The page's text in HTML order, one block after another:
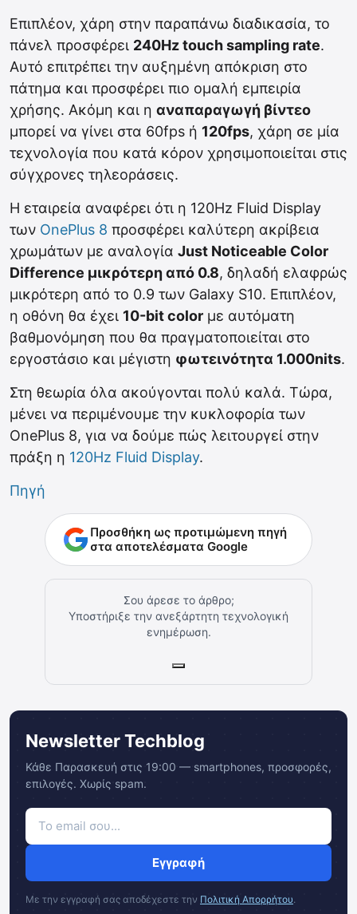
Επιπλέον, χάρη στην παραπάνω διαδικασία, το
πάνελ προσφέρει 240Hz touch sampling rate.
Αυτό επιτρέπει την αυξημένη απόκριση στο
πάτημα και προσφέρει πιο ομαλή εμπειρία
χρήσης. Ακόμη και η αναπαραγωγή βίντεο
μπορεί να γίνει στα 60fps ή 120fps, χάρη σε μία
τεχνολογία που κατά κόρον χρησιμοποιείται στις
σύγχρονες τηλεοράσεις.
Η εταιρεία αναφέρει ότι η 120Hz Fluid Display
των OnePlus 8 προσφέρει καλύτερη ακρίβεια
χρωμάτων με αναλογία Just Noticeable Color
Difference μικρότερη από 0.8, δηλαδή ελαφρώς
μικρότερη από το 0.9 των Galaxy S10. Επιπλέον,
η οθόνη θα έχει 10-bit color με αυτόματη
βαθμονόμηση που θα πραγματοποιείται στο
εργοστάσιο και μέγιστη φωτεινότητα 1.000nits.
Στη θεωρία όλα ακούγονται πολύ καλά. Τώρα,
μένει να περιμένουμε την κυκλοφορία των
OnePlus 8, για να δούμε πώς λειτουργεί στην
πράξη η 120Hz Fluid Display.
Πηγή
Προσθήκη ως προτιμώμενη πηγή
στα αποτελέσματα Google
Σου άρεσε το άρθρο;
Υποστήριξε την ανεξάρτητη τεχνολογική
ενημέρωση.
Newsletter Techblog
Κάθε Παρασκευή στις 19:00 — smartphones, προσφορές,
επιλογές. Χωρίς spam.
Εγγραφή
Με την εγγραφή σας αποδέχεστε την Πολιτική Απορρήτου.